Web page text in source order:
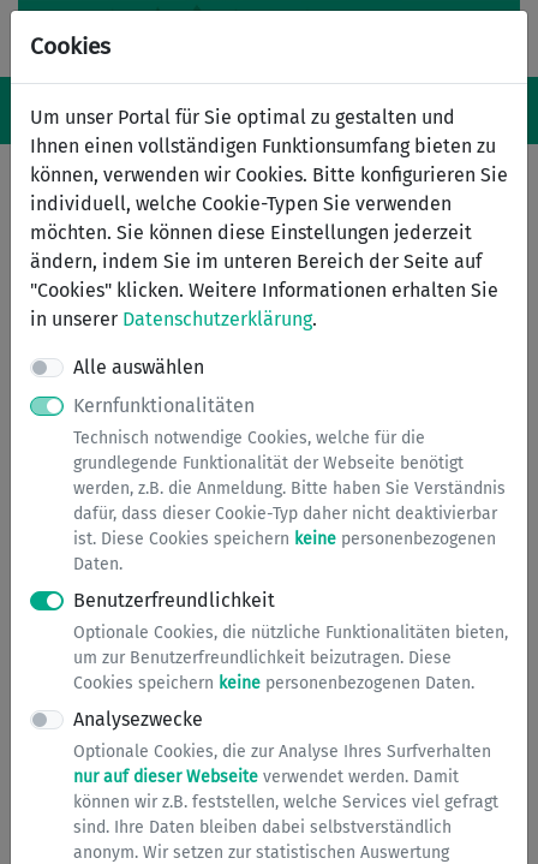
Cookies
Um unser Portal für Sie optimal zu gestalten und
Ihnen einen vollständigen Funktionsumfang bieten zu
können, verwenden wir Cookies. Bitte konfigurieren Sie
individuell, welche Cookie-Typen Sie verwenden
möchten. Sie können diese Einstellungen jederzeit
ändern, indem Sie im unteren Bereich der Seite auf
"Cookies" klicken. Weitere Informationen erhalten Sie
in unserer Datenschutzerklärung.
Alle auswählen
Kernfunktionalitäten
Technisch notwendige Cookies, welche für die
grundlegende Funktionalität der Webseite benötigt
werden, z.B. die Anmeldung. Bitte haben Sie Verständnis
dafür, dass dieser Cookie-Typ daher nicht deaktivierbar
ist. Diese Cookies speichern keine personenbezogenen
Daten.
Benutzerfreundlichkeit
Optionale Cookies, die nützliche Funktionalitäten bieten,
um zur Benutzerfreundlichkeit beizutragen. Diese
Cookies speichern keine personenbezogenen Daten.
Analysezwecke
Optionale Cookies, die zur Analyse Ihres Surfverhalten
nur auf dieser Webseite verwendet werden. Damit
können wir z.B. feststellen, welche Services viel gefragt
sind. Ihre Daten bleiben dabei selbstverständlich
anonym. Wir setzen zur statistischen Auswertung
Navigation ein-/ausblenden
Menü
Serviceübersicht
Services A bis Z
Ausweise & Bescheinigungen
Anforderung von Urkunden aus dem
Eheregister
, Anforderung von Urkunden
aus dem Geburtsregister
,Anforderung von
Urkunden aus dem
Lebenspartnerschaftsregister
[...]